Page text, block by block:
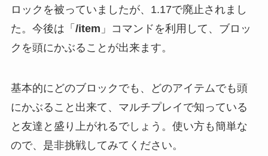
ロックを被っていましたが、1.17で廃止されまし
た。今後は「 /item 」コマンドを利用して、ブロッ
クを頭にかぶることが出来ます。
基本的にどのブロックでも、どのアイテムでも頭
にかぶること出来て、マルチプレイで知っている
と友達と盛り上がれるでしょう。使い方も簡単な
ので、是非挑戦してみてください。